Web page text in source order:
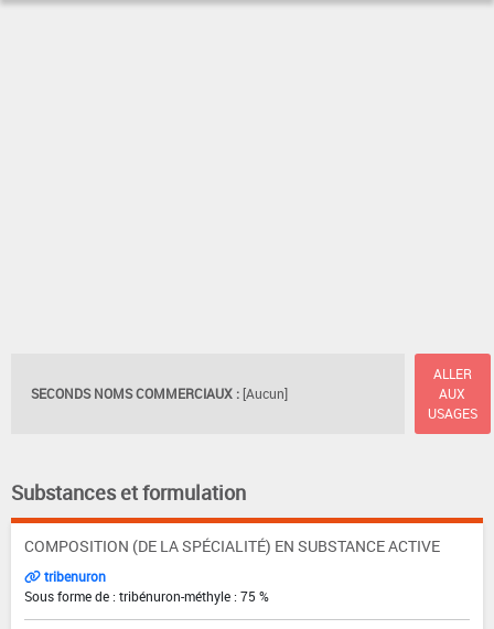
SECONDS NOMS COMMERCIAUX : [Aucun]
ALLER
AUX
USAGES
Substances et formulation
COMPOSITION (DE LA SPÉCIALITÉ) EN SUBSTANCE ACTIVE
tribenuron
Sous forme de : tribénuron-méthyle : 75 %